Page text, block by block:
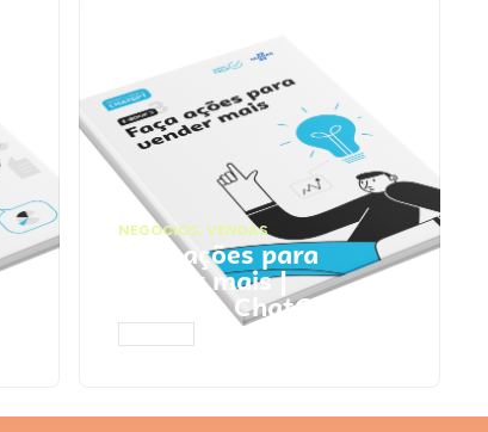
NEGÓCIOS, VENDAS
Faça ações para
vender mais |
Prompts ChatGPT